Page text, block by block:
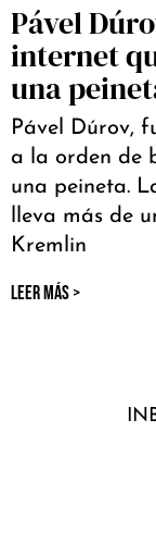
Pável
internet
una
Pável Dúrov,
a la orden de
una peineta.
lleva más de
Kremlin
LEER MÁS >